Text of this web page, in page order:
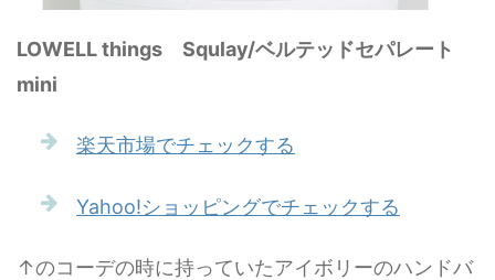
LOWELL things Squlay/ベルテッドセパレート
mini
楽天市場でチェックする
Yahoo!ショッピングでチェックする
↑のコーデの時に持っていたアイボリーのハンドバ